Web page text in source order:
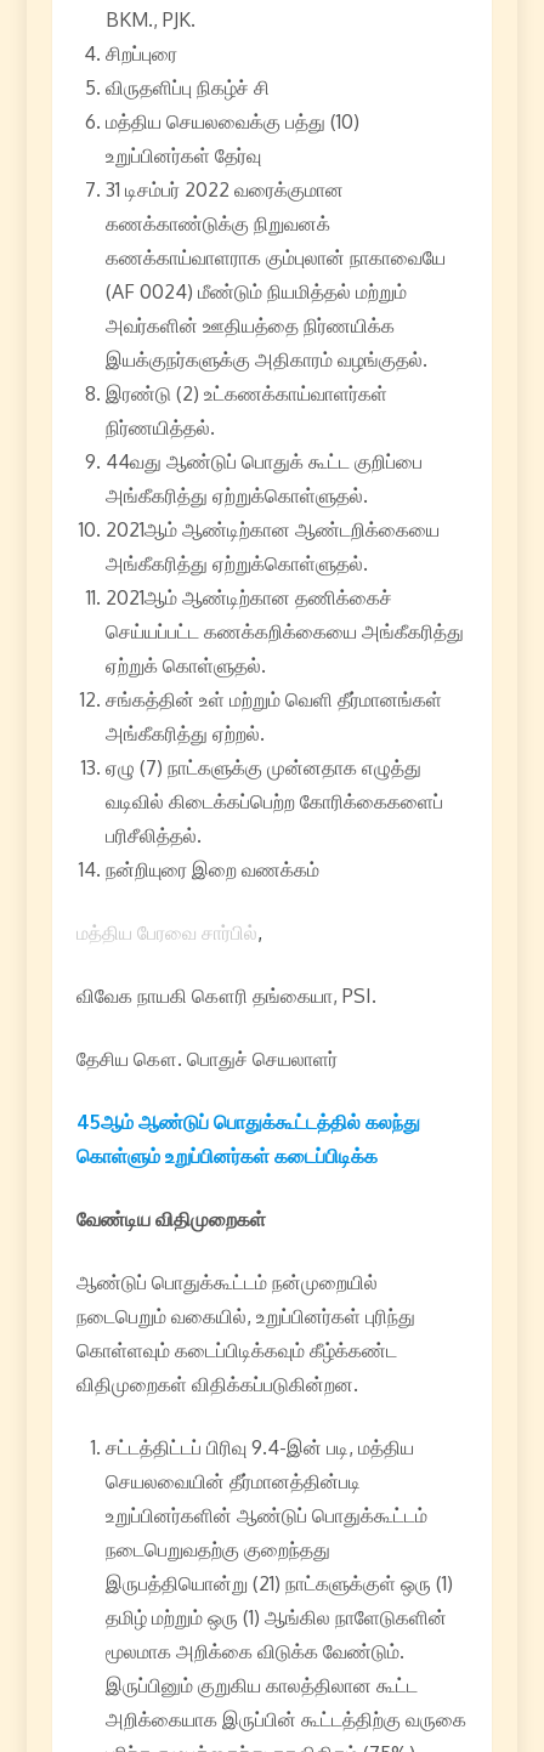
BKM., PJK.
சிறப்புரை
விருதளிப்பு நிகழ்ச் சி
மத்திய செயலவைக்கு பத்து (10)
உறுப்பினர்கள் தேர்வு
31 டிசம்பர் 2022 வரைக்குமான
கணக்காண்டுக்கு நிறுவனக்
கணக்காய்வாளராக கும்புலான் நாகாவையே
(AF 0024) மீண்டும் நியமித்தல் மற்றும்
அவர்களின் ஊதியத்தை நிர்ணயிக்க
இயக்குநர்களுக்கு அதிகாரம் வழங்குதல்.
இரண்டு (2) உட்கணக்காய்வாளர்கள்
நிர்ணயித்தல்.
44வது ஆண்டுப் பொதுக் கூட்ட குறிப்பை
அங்கீகரித்து ஏற்றுக்கொள்ளுதல்.
2021ஆம் ஆண்டிற்கான ஆண்டறிக்கையை
அங்கீகரித்து ஏற்றுக்கொள்ளுதல்.
2021ஆம் ஆண்டிற்கான தணிக்கைச்
செய்யப்பட்ட கணக்கறிக்கையை அங்கீகரித்து
ஏற்றுக் கொள்ளுதல்.
சங்கத்தின் உள் மற்றும் வெளி தீர்மானங்கள்
அங்கீகரித்து ஏற்றல்.
ஏழு (7) நாட்களுக்கு முன்னதாக எழுத்து
வடிவில் கிடைக்கப்பெற்ற கோரிக்கைகளைப்
பரிசீலித்தல்.
நன்றியுரை இறை வணக்கம்
மத்திய பேரவை சார்பில்,
விவேக நாயகி கௌரி தங்கையா, PSI.
தேசிய கௌ. பொதுச் செயலாளர்
45ஆம் ஆண்டுப் பொதுக்கூட்டத்தில் கலந்து
கொள்ளும் உறுப்பினர்கள் கடைப்பிடிக்க
வேண்டிய விதிமுறைகள்
ஆண்டுப் பொதுக்கூட்டம் நன்முறையில்
நடைபெறும் வகையில், உறுப்பினர்கள் புரிந்து
கொள்ளவும் கடைப்பிடிக்கவும் கீழ்க்கண்ட
விதிமுறைகள் விதிக்கப்படுகின்றன.
சட்டத்திட்டப் பிரிவு 9.4-இன் படி, மத்திய
செயலவையின் தீர்மானத்தின்படி
உறுப்பினர்களின் ஆண்டுப் பொதுக்கூட்டம்
நடைபெறுவதற்கு குறைந்தது
இருபத்தியொன்று (21) நாட்களுக்குள் ஒரு (1)
தமிழ் மற்றும் ஒரு (1) ஆங்கில நாளேடுகளின்
மூலமாக அறிக்கை விடுக்க வேண்டும்.
இருப்பினும் குறுகிய காலத்திலான கூட்ட
அறிக்கையாக இருப்பின் கூட்டத்திற்கு வருகை